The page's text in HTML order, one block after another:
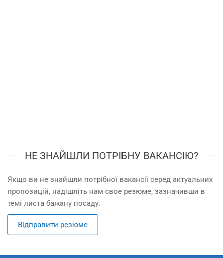
НЕ ЗНАЙШЛИ ПОТРІБНУ ВАКАНСІЮ?
Якщо ви не знайшли потрібної вакансії серед актуальних
пропозицій, надішліть нам свое резюме, зазначивши в
темі листа бажану посаду.
Відправити резюме